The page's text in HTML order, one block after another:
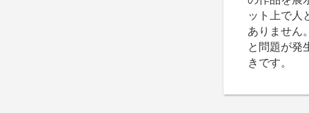
ット上で人
ありません
と問題が発
きです。